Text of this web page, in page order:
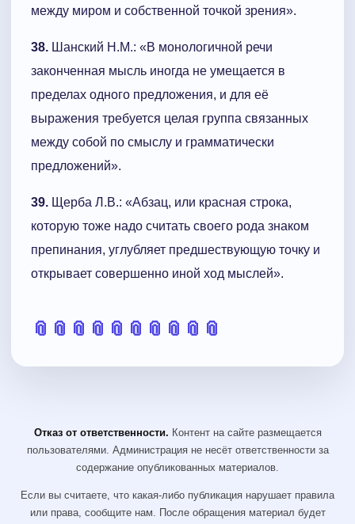
между миром и собственной точкой зрения».
38. Шанский Н.М.: «В монологичной речи
законченная мысль иногда не умещается в
пределах одного предложения, и для её
выражения требуется целая группа связанных
между собой по смыслу и грамматически
предложений».
39. Щерба Л.В.: «Абзац, или красная строка,
которую тоже надо считать своего рода знаком
препинания, углубляет предшествующую точку и
открывает совершенно иной ход мыслей».
📎 📎 📎 📎 📎 📎 📎 📎 📎 📎
Отказ от ответственности. Контент на сайте размещается
пользователями. Администрация не несёт ответственности за
содержание опубликованных материалов.
Если вы считаете, что какая-либо публикация нарушает правила
или права, сообщите нам. После обращения материал будет